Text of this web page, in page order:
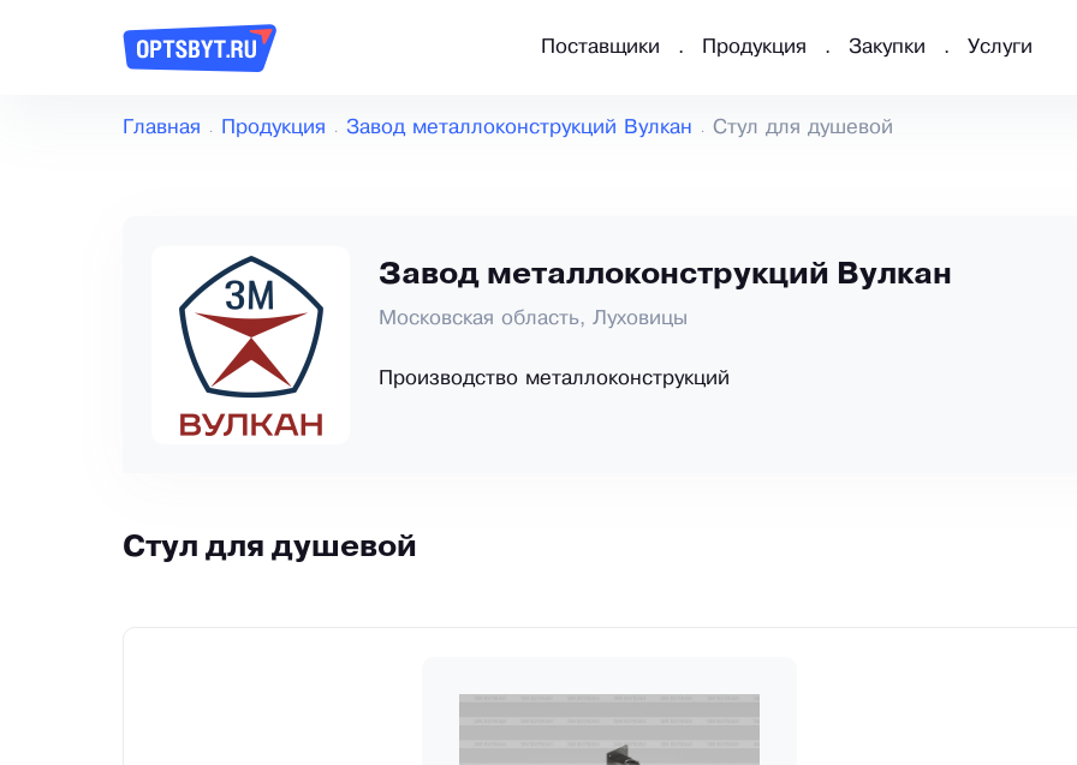
Поставщики Продукция Закупки Услуги
Главная Продукция Завод металлоконструкций Вулкан Стул для душевой
Завод металлоконструкций Вулкан
Московская область, Луховицы
Производство металлоконструкций
Стул для душевой